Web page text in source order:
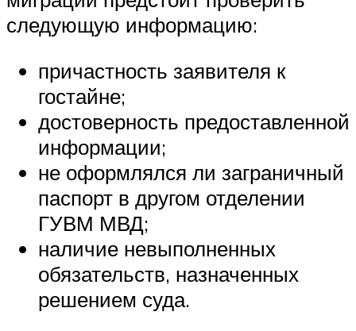
следующую информацию:
причастность заявителя к
гостайне;
достоверность предоставленной
информации;
не оформлялся ли заграничный
паспорт в другом отделении
ГУВМ МВД;
наличие невыполненных
обязательств, назначенных
решением суда.